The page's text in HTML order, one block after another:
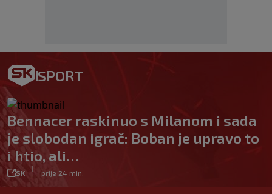
SPORT
Bennacer raskinuo s Milanom i sada
je slobodan igrač: Boban je upravo to
i htio, ali…
SK
|
prije 24 min.